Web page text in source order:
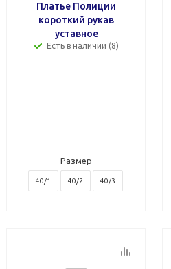
Платье Полиции
короткий рукав
уставное
Есть в наличии (8)
Размер
40/1 40/2 40/3